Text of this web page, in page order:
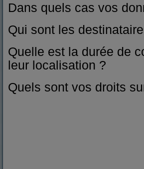
Dans quels cas vos
Qui sont les
Quelle est la durée de
leur localisation ?
Quels sont vos droits